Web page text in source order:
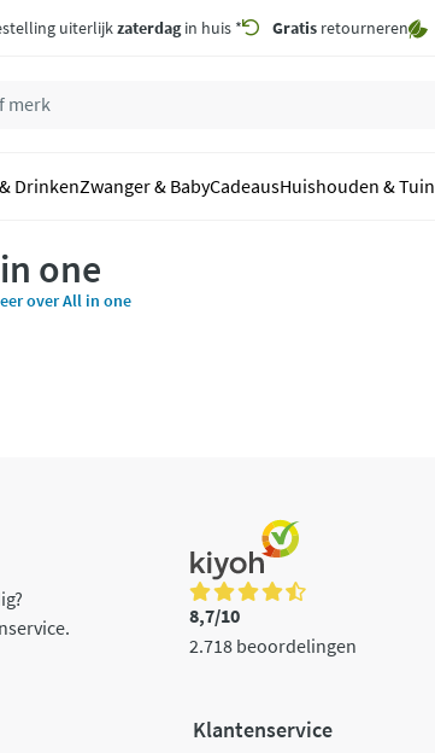
uiterlijkzaterdagin huis * Gratis retourneren
DrinkenZwanger & BabyCadeausHuishouden & Tuin
one
over All in one
8,7/10
2.718 beoordelingen
Klantenservice